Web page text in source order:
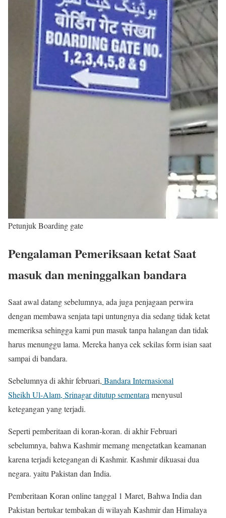
Petunjuk Boarding gate
Pengalaman Pemeriksaan ketat Saat
masuk dan meninggalkan bandara
Saat awal datang sebelumnya, ada juga penjagaan perwira
dengan membawa senjata tapi untungnya dia sedang tidak ketat
memeriksa sehingga kami pun masuk tanpa halangan dan tidak
harus menunggu lama. Mereka hanya cek sekilas form isian saat
sampai di bandara.
Sebelumnya di akhir februari, Bandara Internasional
Sheikh Ul-Alam, Srinagar ditutup sementaramenyusul
ketegangan yang terjadi.
Seperti pemberitaan di koran-koran. di akhir Februari
sebelumnya, bahwa Kashmir memang mengetatkan keamanan
karena terjadi ketegangan di Kashmir. Kashmir dikuasai dua
negara. yaitu Pakistan dan India.
Pemberitaan Koran online tanggal 1 Maret, Bahwa India dan
Pakistan bertukar tembakan di wilayah Kashmir dan Himalaya